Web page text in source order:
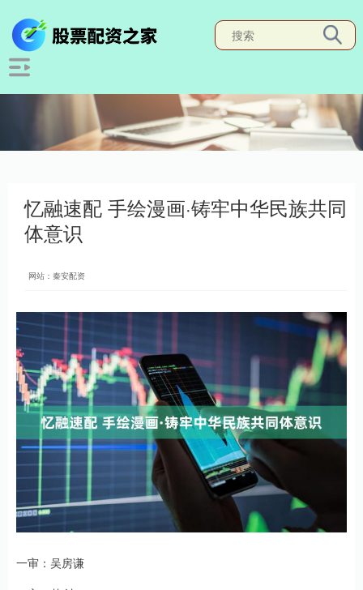
忆融速配 手绘漫画·铸牢中华民族共同
体意识
网站：秦安配资
一审：吴房谦